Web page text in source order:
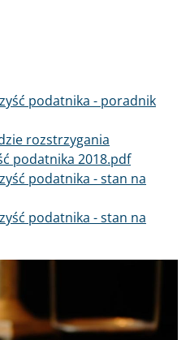
podatnika - poradnik
rozstrzygania
podatnika 2018.pdf
podatnika - stan na
podatnika - stan na